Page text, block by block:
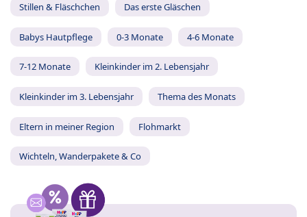
Stillen & Fläschchen Das erste Gläschen
Babys Hautpflege 0-3 Monate 4-6 Monate
7-12 Monate Kleinkinder im 2. Lebensjahr
Kleinkinder im 3. Lebensjahr Thema des Monats
Eltern in meiner Region Flohmarkt
Wichteln, Wanderpakete & Co